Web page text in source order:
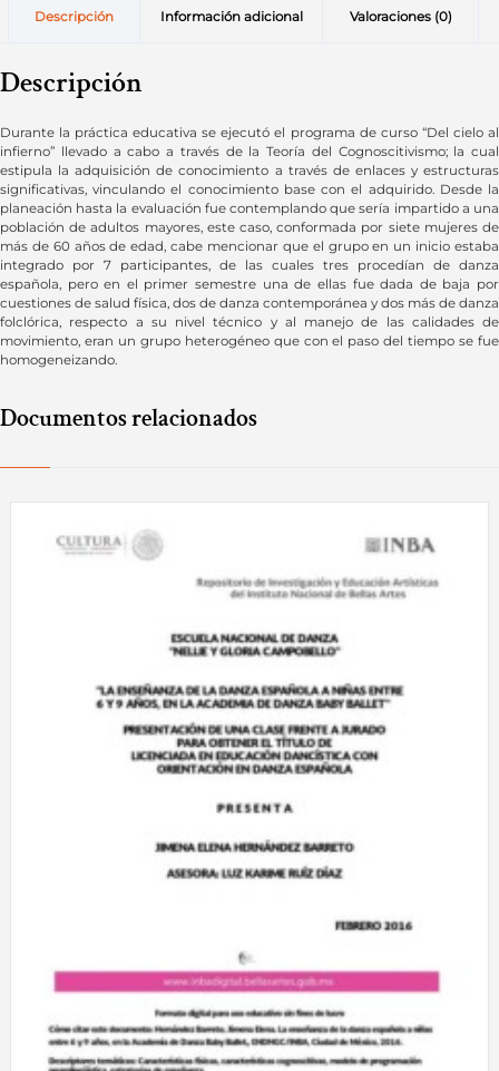
Descripción Información adicional Valoraciones (0)
Descripción
Durante la práctica educativa se ejecutó el programa de curso “Del cielo al
infierno” llevado a cabo a través de la Teoría del Cognoscitivismo; la cual
estipula la adquisición de conocimiento a través de enlaces y estructuras
significativas, vinculando el conocimiento base con el adquirido. Desde la
planeación hasta la evaluación fue contemplando que sería impartido a una
población de adultos mayores, este caso, conformada por siete mujeres de
más de 60 años de edad, cabe mencionar que el grupo en un inicio estaba
integrado por 7 participantes, de las cuales tres procedían de danza
española, pero en el primer semestre una de ellas fue dada de baja por
cuestiones de salud física, dos de danza contemporánea y dos más de danza
folclórica, respecto a su nivel técnico y al manejo de las calidades de
movimiento, eran un grupo heterogéneo que con el paso del tiempo se fue
homogeneizando.
Documentos relacionados